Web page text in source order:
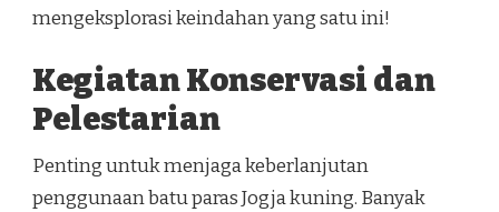
mengeksplorasi keindahan yang satu ini!
Kegiatan Konservasi dan
Pelestarian
Penting untuk menjaga keberlanjutan
penggunaan batu paras Jogja kuning. Banyak